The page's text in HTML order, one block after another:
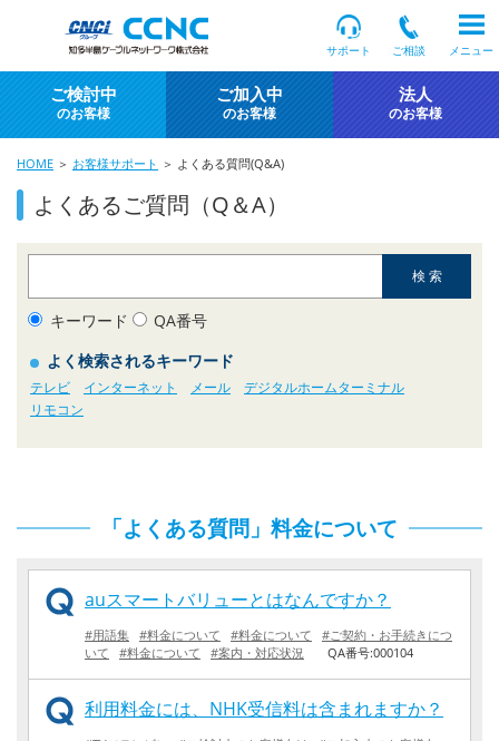
サポート ご相談 メニュー
ご検討中
のお客様
ご加入中
のお客様
法人
のお客様
HOME ＞ お客様サポート ＞ よくある質問(Q&A)
よくあるご質問（Q＆A）
キーワード
QA番号
よく検索されるキーワード
テレビ インターネット メール
デジタルホームターミナル
リモコン
「よくある質問」料金について
auスマートバリューとはなんですか？
#用語集 #料金について #料金について
#ご契約・お手続きにつ
いて
#料金について #案内・対応状況 QA番号:000104
利用料金には、NHK受信料は含まれますか？